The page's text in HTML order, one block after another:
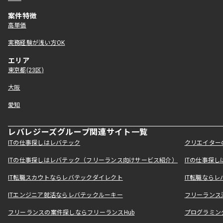
案件特徴
高単価
実務経験が浅い方OK
エリア
東京都(23区)
大阪
愛知
レバレジーズグループ関連サイト一覧
ITの仕事探しはレバテック クリエイタ
ITの仕事探しはレバテック（フリーランス向けサービス紹介） ITの仕事探
IT転職スカウトならレバテックダイレクト IT転職なら
ITエンジニア就活ならレバテックルーキー フリーラン
フリーランスの案件探しならフリーランスHub プログラミ